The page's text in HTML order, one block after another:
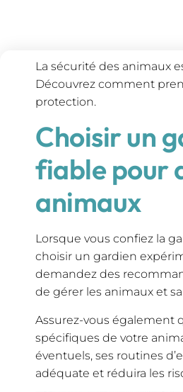
La sécurité des animaux
Découvrez comment
protection.
Choisir un
fiable pour
animaux
Lorsque vous confiez la
choisir un gardien
demandez des
de gérer les animaux et
Assurez-vous également
spécifiques de votre
éventuels, ses routines
adéquate et réduira les